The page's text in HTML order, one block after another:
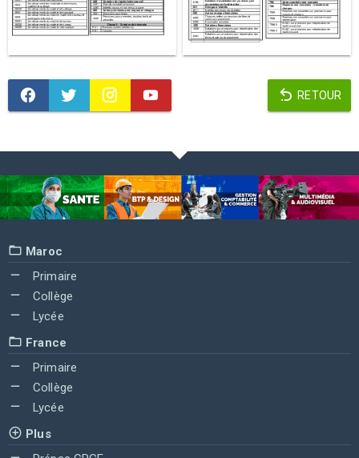
RETOUR
Maroc
Primaire
Collège
Lycée
France
Primaire
Collège
Lycée
Plus